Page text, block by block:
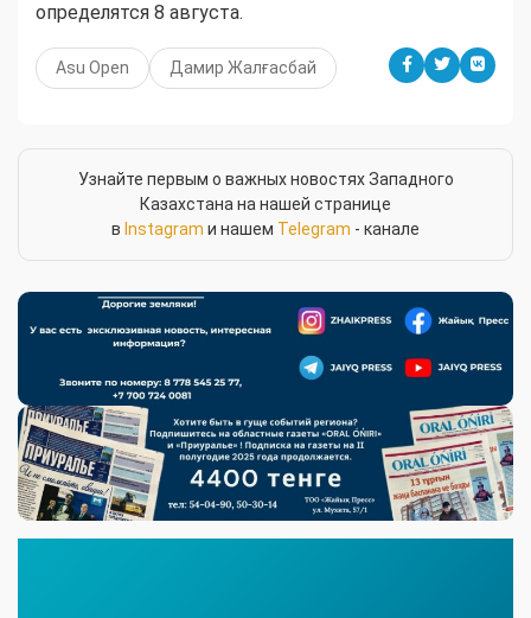
определятся 8 августа.
Asu Open Дамир Жалғасбай
Узнайте первым о важных новостях Западного
Казахстана на нашей странице
в Instagram и нашем Telegram - канале